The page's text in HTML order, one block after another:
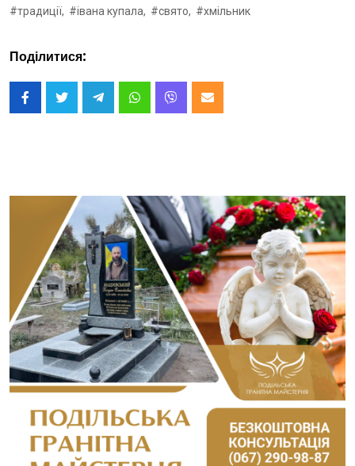
#традиції, #івана купала, #свято, #хмільник
Поділитися: